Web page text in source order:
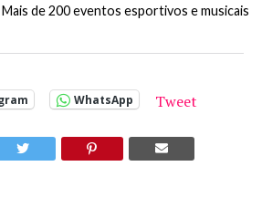
Mais de 200 eventos esportivos e musicais
WhatsApp Tweet